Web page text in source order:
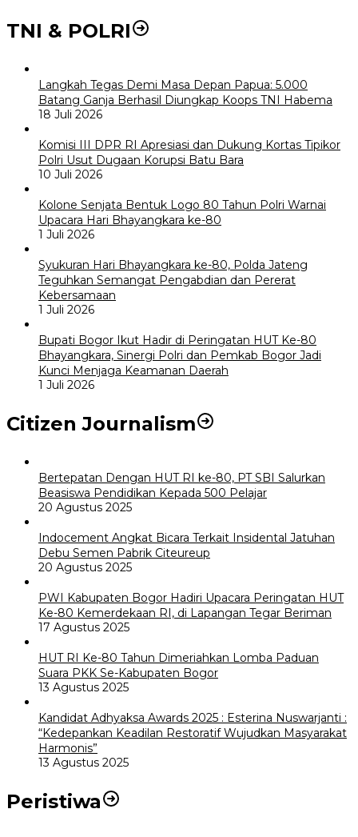
TNI & POLRI
Langkah Tegas Demi Masa Depan Papua: 5.000
Batang Ganja Berhasil Diungkap Koops TNI Habema
18 Juli 2026
Komisi III DPR RI Apresiasi dan Dukung Kortas Tipikor
Polri Usut Dugaan Korupsi Batu Bara
10 Juli 2026
Kolone Senjata Bentuk Logo 80 Tahun Polri Warnai
Upacara Hari Bhayangkara ke-80
1 Juli 2026
Syukuran Hari Bhayangkara ke-80, Polda Jateng
Teguhkan Semangat Pengabdian dan Pererat
Kebersamaan
1 Juli 2026
Bupati Bogor Ikut Hadir di Peringatan HUT Ke-80
Bhayangkara, Sinergi Polri dan Pemkab Bogor Jadi
Kunci Menjaga Keamanan Daerah
1 Juli 2026
Citizen Journalism
Bertepatan Dengan HUT RI ke-80, PT SBI Salurkan
Beasiswa Pendidikan Kepada 500 Pelajar
20 Agustus 2025
Indocement Angkat Bicara Terkait Insidental Jatuhan
Debu Semen Pabrik Citeureup
20 Agustus 2025
PWI Kabupaten Bogor Hadiri Upacara Peringatan HUT
Ke-80 Kemerdekaan RI, di Lapangan Tegar Beriman
17 Agustus 2025
HUT RI Ke-80 Tahun Dimeriahkan Lomba Paduan
Suara PKK Se-Kabupaten Bogor
13 Agustus 2025
Kandidat Adhyaksa Awards 2025 : Esterina Nuswarjanti :
“Kedepankan Keadilan Restoratif Wujudkan Masyarakat
Harmonis”
13 Agustus 2025
Peristiwa